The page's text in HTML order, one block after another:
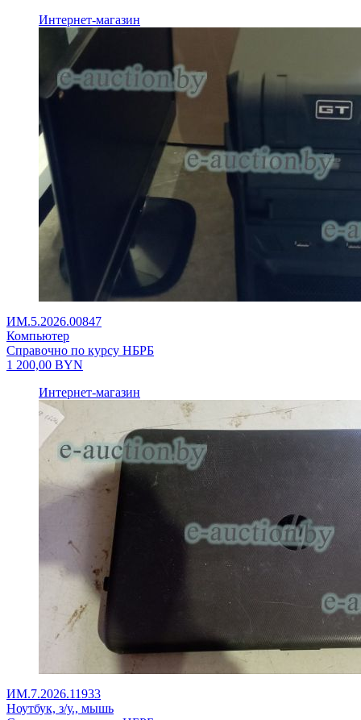
Интернет-магазин
ИМ.5.2026.00847
Компьютер
Справочно по курсу НБРБ
1 200,00 BYN
Интернет-магазин
ИМ.7.2026.11933
Ноутбук, з/у., мышь